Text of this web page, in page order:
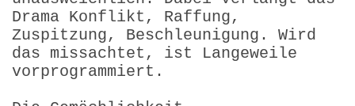
Drama Konflikt, Raffung,
Zuspitzung, Beschleunigung. Wird
das missachtet, ist Lange­weile
vorprogrammiert.